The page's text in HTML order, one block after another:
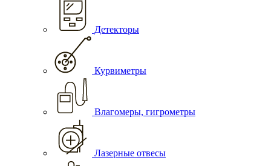
Детекторы
Курвиметры
Влагомеры, гигрометры
Лазерные отвесы